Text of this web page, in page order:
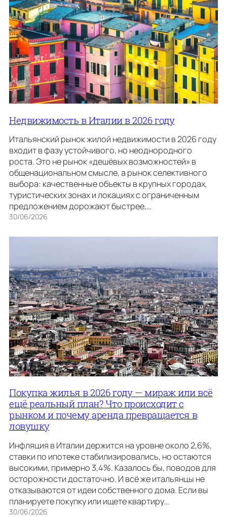
Недвижимость в Италии в 2026 году
Итальянский рынок жилой недвижимости в 2026 году
входит в фазу устойчивого, но неоднородного
роста. Это не рынок «дешёвых возможностей» в
общенациональном смысле, а рынок селективного
выбора: качественные объекты в крупных городах,
туристических зонах и локациях с ограниченным
предложением дорожают быстрее,…
30/06/2026
Покупка жилья в 2026 году — мираж или всё
ещё реальный план? Что происходит с
рынком и почему аренда превращается в
ловушку
Инфляция в Италии держится на уровне около 2,6%,
ставки по ипотеке стабилизировались, но остаются
высокими, примерно 3,4%. Казалось бы, поводов для
осторожности достаточно. И всё же итальянцы не
отказываются от идеи собственного дома. Если вы
планируете покупку или ищете квартиру…
30/06/2026